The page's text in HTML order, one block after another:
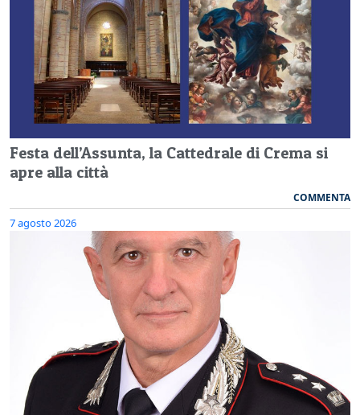
Festa dell’Assunta, la Cattedrale di Crema si
apre alla città
COMMENTA
7 agosto 2026